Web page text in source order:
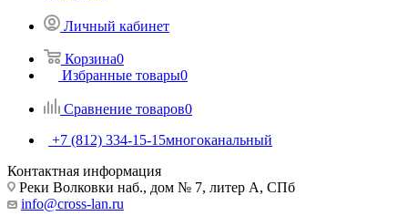
Личный кабинет
Корзина0
Избранные товары0
Сравнение товаров0
+7 (812) 334-15-15многоканальный
Контактная информация
Реки Волковки наб., дом № 7, литер А, СПб
info@cross-lan.ru